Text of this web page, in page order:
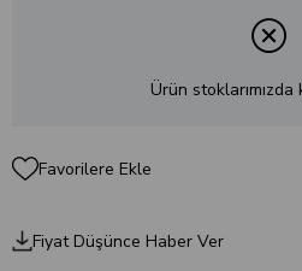
Ürün stoklarımızda
Favorilere Ekle
Fiyat Düşünce Haber Ver